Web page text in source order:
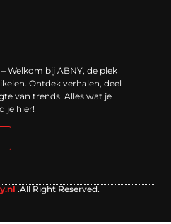
– Welkom bij ABNY, de plek
Ontdek verhalen, deel
van trends. Alles wat je
je hier!
.All Right Reserved.